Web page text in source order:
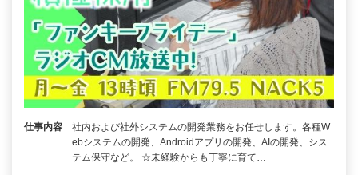
仕事内容
社内および社外システムの開発業務をお任せします。各種W
ebシステムの開発、Androidアプリの開発、AIの開発、シス
テム保守など。 ☆未経験からも丁寧に育て…